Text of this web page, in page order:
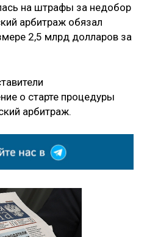
на штрафы за недобор
арбитраж обязал
2,5 млрд долларов за
о старте процедуры
арбитраж.